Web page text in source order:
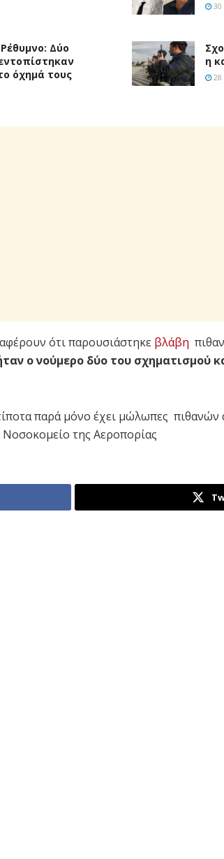
30
Δύο
όχημά τους
η
28
ότι παρουσιάστηκε βλάβη
ο νούμερο δύο του σχηματισμού
παρά μόνο έχει μώλωπες πιθανών
Νοσοκομείο της Αεροπορίας